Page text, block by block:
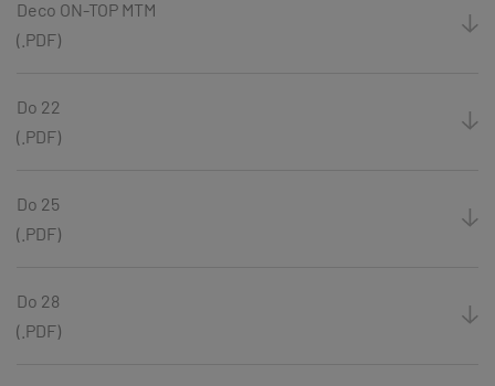
Deco ON-TOP MTM
(.PDF)
Do 22
(.PDF)
Do 25
(.PDF)
Do 28
(.PDF)